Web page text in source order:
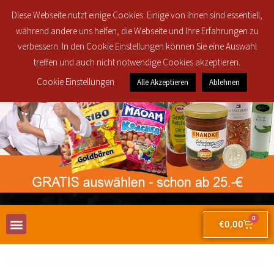
und 30916 ab 25€ brutto Bestellwert für nur 2,50€!
€0,00
0
Diese Webseite nutzt einige Cookies. Einige von ihnen sind essentiell,
während andere uns helfen, die Webseite und Ihre Erfahrungen zu
verbessern. In den Cookie Einstellungen können Sie eine Auswahl
treffen und auch nicht notwendige Cookies akzeptieren.
Cookie Einstellungen
Alle Akzeptieren Ablehnen